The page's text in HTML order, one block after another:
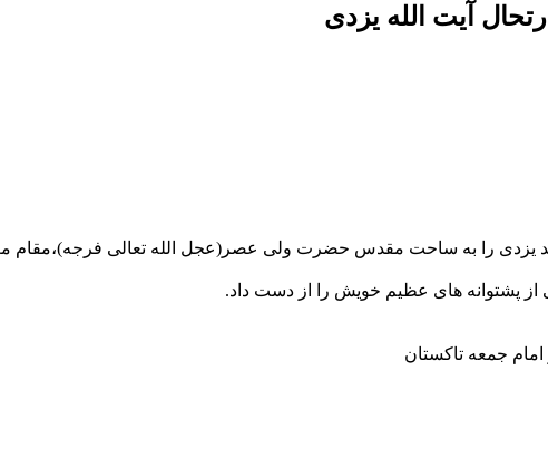
آیت الله یزدی
محمد یزدی را به ساحت مقدس حضرت ولی عصر(عجل الله تعالی
پشتوانه های عظیم خویش را از دست داد.
جمعه تاکستان